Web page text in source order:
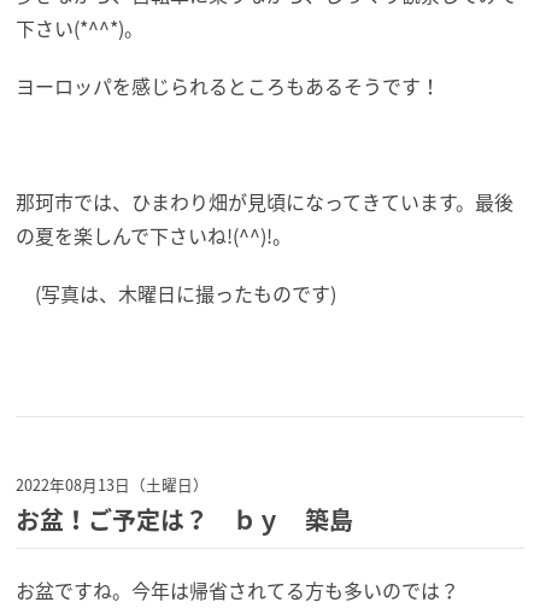
下さい(*^^*)。
ヨーロッパを感じられるところもあるそうです！
那珂市では、ひまわり畑が見頃になってきています。最後
の夏を楽しんで下さいね!(^^)!。
(写真は、木曜日に撮ったものです)
2022年08月13日（土曜日）
お盆！ご予定は？ ｂｙ 築島
お盆ですね。今年は帰省されてる方も多いのでは？